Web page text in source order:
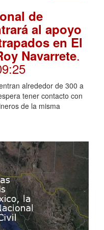
de
al apoyo
en El
Navarrete.
alrededor de 300 a
tener contacto con
de la misma